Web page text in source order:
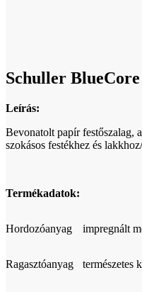
Schuller
Leírás:
Bevonatolt papír festőszalag,
szokásos festékhez és
Termékadatok:
Hordozóanyag impregnált
Ragasztóanyag természetes